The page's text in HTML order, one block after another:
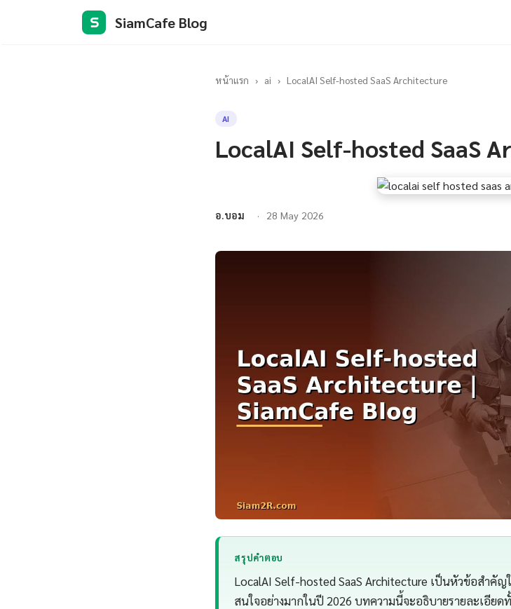
S SiamCafe Blog
หน้าแรก › ai › LocalAI Self-hosted SaaS Architecture
AI
LocalAI Self-hosted SaaS
อ.บอม 28 May 2026
สรุปคำตอบ
LocalAI Self-hosted SaaS Architecture เป็นหัวข้อสำคั
สนใจอย่างมากในปี 2026 บทความนี้จะอธิบายรายละเอียด